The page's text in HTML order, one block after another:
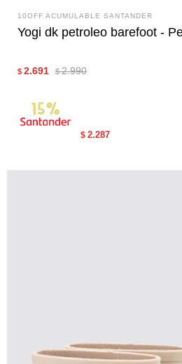
10OFF ACUMULABLE SANTANDER
Yogi dk petroleo barefoot -
$ 2.691 $ 2.990
$ 2.287